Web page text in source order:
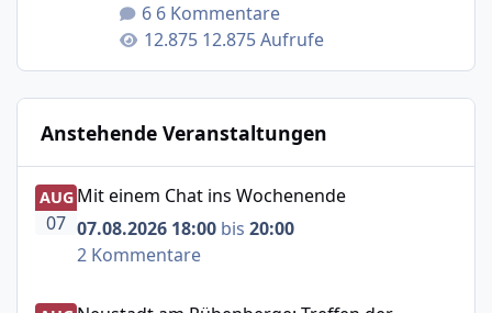
6 Kommentare
12.875 Aufrufe
Anstehende Veranstaltungen
Mit einem Chat ins Wochenende
AUG
07
Mit einem Chat ins Wochenende
07.08.2026 18:00 bis 20:00
2 Kommentare
Neustadt am Rübenberge: Treffen der Selbsthilfegruppe